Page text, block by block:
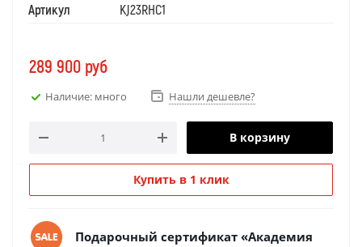
Артикул
KJ23RHC1
289 900 руб
Наличие: много Нашли дешевле?
В корзину
Купить в 1 клик
Подарочный сертификат «Академия